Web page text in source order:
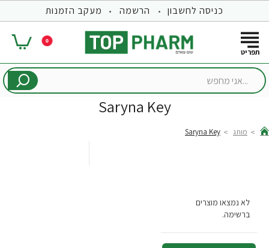
כניסה לחשבון הרשמה מעקב הזמנות
0
...אני
Saryna Key
מותג Saryna Key
לא נמצאו מוצרים
ברשימה.